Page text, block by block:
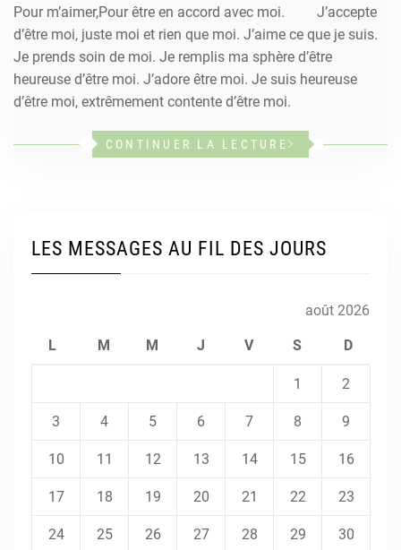
Pour m’aimer,Pour être en accord avec moi. J’accepte
d’être moi, juste moi et rien que moi. J’aime ce que je suis.
Je prends soin de moi. Je remplis ma sphère d’être
heureuse d’être moi. J’adore être moi. Je suis heureuse
d’être moi, extrêmement contente d’être moi.
CONTINUER LA LECTURE
LES MESSAGES AU FIL DES JOURS
août 2026
L M M J V S D
1 2
3 4 5 6 7 8 9
10 11 12 13 14 15 16
17 18 19 20 21 22 23
24 25 26 27 28 29 30